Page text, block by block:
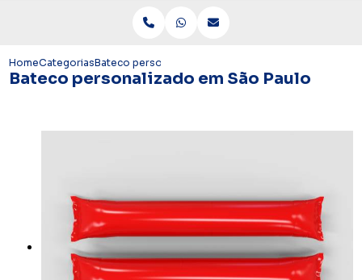
HomeCategoriasBateco personalizado em São Paulo
Bateco personalizado em São Paulo